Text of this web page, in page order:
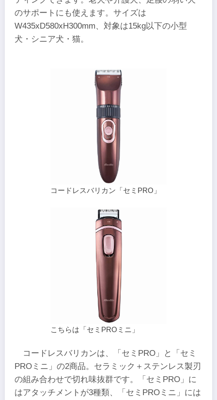
のサポートにも使えます。サイズは
W435xD580xH300mm、対象は15kg以下の小型
犬・シニア犬・猫。
コードレスバリカン「セミPRO」
こちらは「セミPROミニ」
コードレスバリカンは、「セミPRO」と「セミ
PROミニ」の2商品。セラミック＋ステンレス製刃
の組み合わせで切れ味抜群です。「セミPRO」に
はアタッチメントが3種類、「セミPROミニ」には